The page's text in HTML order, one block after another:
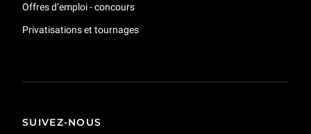
Offres d’emploi - concours
Privatisations et tournages
SUIVEZ-NOUS